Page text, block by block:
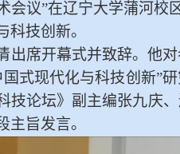
会议”在辽宁大学蒲河校
科技创新。
出席开幕式并致辞。他
国式现代化与科技创新”
技论坛》 副主编张九庆
旨发言。